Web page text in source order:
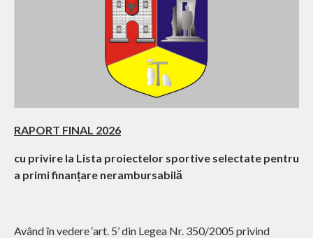
RAPORT FINAL 2026
cu privire la Lista proiectelor sportive selectate pentru
a primi finanțare nerambursabilă
Având în vedere ‘art. 5’ din Legea Nr. 350/2005 privind